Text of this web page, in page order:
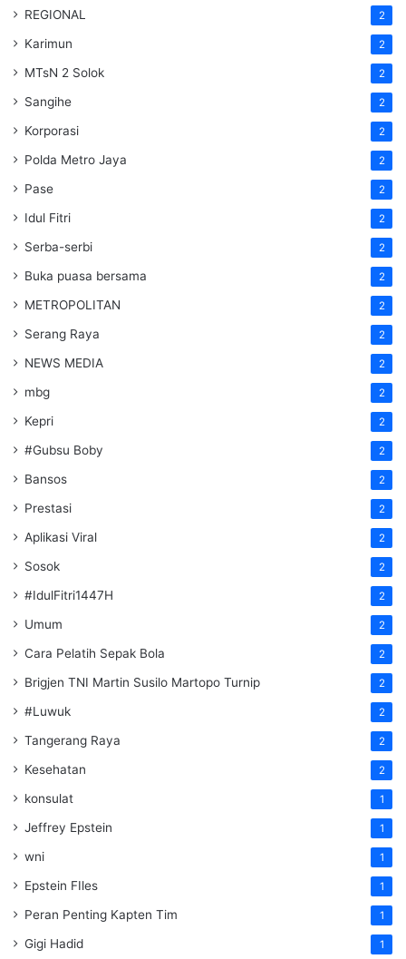
REGIONAL 2
Karimun 2
MTsN 2 Solok 2
Sangihe 2
Korporasi 2
Polda Metro Jaya 2
Pase 2
Idul Fitri 2
Serba-serbi 2
Buka puasa bersama 2
METROPOLITAN 2
Serang Raya 2
NEWS MEDIA 2
mbg 2
Kepri 2
#Gubsu Boby 2
Bansos 2
Prestasi 2
Aplikasi Viral 2
Sosok 2
#IdulFitri1447H 2
Umum 2
Cara Pelatih Sepak Bola 2
Brigjen TNI Martin Susilo Martopo Turnip 2
#Luwuk 2
Tangerang Raya 2
Kesehatan 2
konsulat 1
Jeffrey Epstein 1
wni 1
Epstein FIles 1
Peran Penting Kapten Tim 1
Gigi Hadid 1